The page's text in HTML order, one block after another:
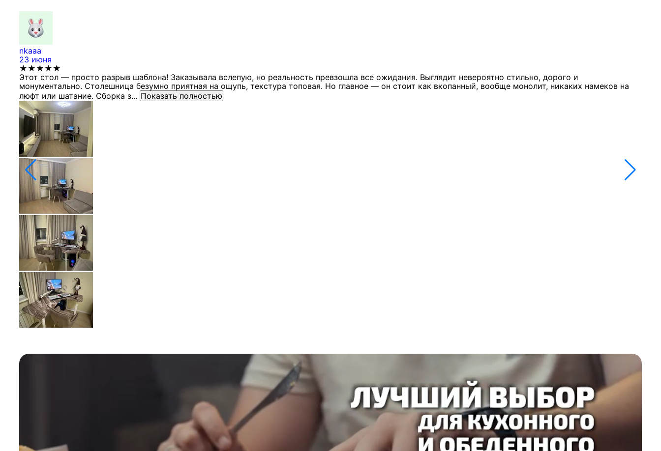
nkaaa
23 июня
★★★★★
Этот стол — просто разрыв шаблона! Заказывала вслепую, но реальность превзошла все ожидания. Выглядит невероятно стильно, дорого и
монументально. Столешница безумно приятная на ощупь, текстура топовая. Но главное — он стоит как вкопанный, вообще монолит, никаких намеков на
люфт или шатание. Сборка з... Показать полностью